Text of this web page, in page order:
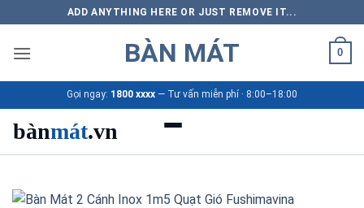
qua
nội
ADD ANYTHING HERE OR JUST REMOVE IT...
BÀN MÁT 0
Gọi ngay: 1800 xxxx — Tư vấn miễn phí · 8:00–18:00
bànmát.vn